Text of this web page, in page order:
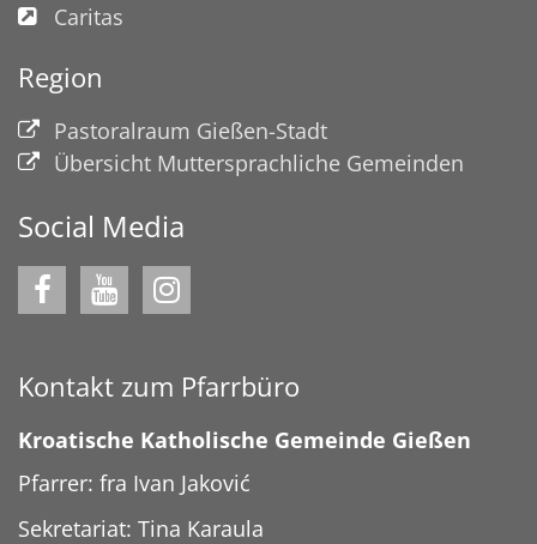
Caritas
Region
Pastoralraum Gießen-Stadt
Übersicht Muttersprachliche Gemeinden
Social Media
Kontakt zum Pfarrbüro
Kroatische Katholische Gemeinde Gießen
Pfarrer: fra Ivan Jaković
Sekretariat: Tina Karaula